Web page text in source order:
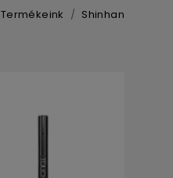
Termékeink Shinhan